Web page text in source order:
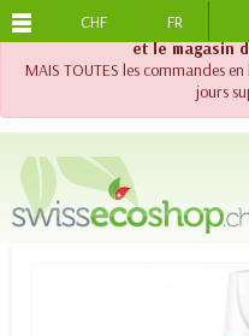
!! Important !! Jusqu'au 20
et le magasin
MAIS TOUTES les commandes
jours
CHF FR